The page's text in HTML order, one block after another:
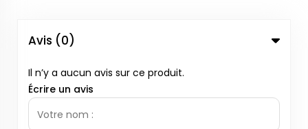
Avis (0)
Il n’y a aucun avis sur ce produit.
Écrire un avis